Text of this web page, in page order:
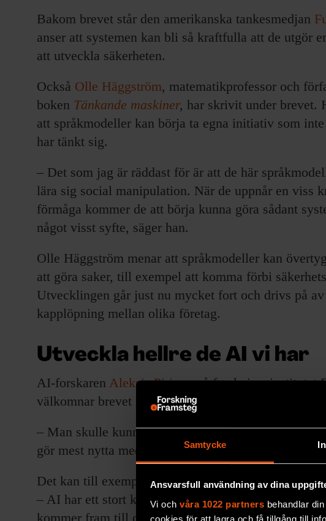
Samtycke
Ansvarsfull användning av dina
Vi och våra 1022 partners behandlar
cookies för att lagra och få tillgång till
Bakom brevet står den amerikanska tankesmedjan
anser att systemen kan bli så kraftfulla att de utgör
att utveckla säkerheten.
Också Olle Häggström, matematikprofessor och
boken Tänkande maskiner, har skrivit under brevet.
att språkmodeller kan börja ta egna initiativ som inte
har tänkt sig.
– Det som jag är räddast för är att de här
lära sig social manipulation. När de uppnår en viss
förmåga kommer de att börja kunna göra sådant
något visst syfte, säger han.
Olle Häggström menar att språkmodeller kan
att göra saker, till exempel att komma förbi
Utvecklingen går just nu mycket fort och drivs på av
kapplöpning mellan olika företag.
Utveckla hellre de AI vi har
AI-forskaren Aleksis Pirinenpå forskningsinstitutet
välkomnar brevet som han tycker ställer viktiga
– Man skulle kunna ta ett steg tillbaka och
gör mest nytta med de AI-system vi redan har.
Det kan till exempel handla om att göra dem mer
– AI har ett stort klimatavtryck – och om att förstå
kommer fram till de resultat de får, enligt Aleksis